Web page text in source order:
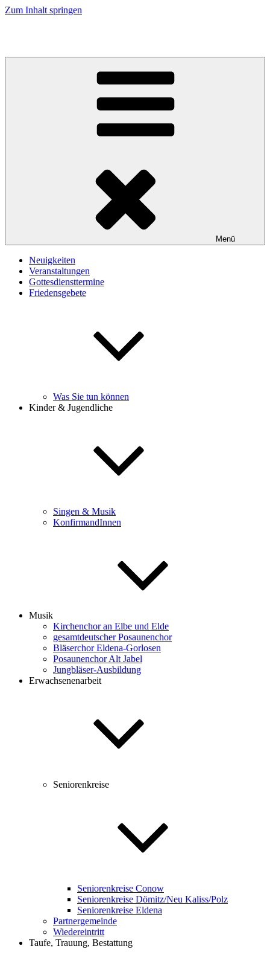
Zum Inhalt springen
Menü
Neuigkeiten
Veranstaltungen
Gottesdiensttermine
Friedensgebete
Was Sie tun können
Kinder & Jugendliche
Singen & Musik
KonfirmandInnen
Musik
Kirchenchor an Elbe und Elde
gesamtdeutscher Posaunenchor
Bläserchor Eldena-Gorlosen
Posaunenchor Alt Jabel
Jungbläser-Ausbildung
Erwachsenenarbeit
Seniorenkreise
Seniorenkreise Conow
Seniorenkreise Dömitz/Neu Kaliss/Polz
Seniorenkreise Eldena
Partnergemeinde
Wiedereintritt
Taufe, Trauung, Bestattung